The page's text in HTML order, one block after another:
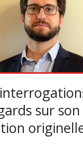
sur son